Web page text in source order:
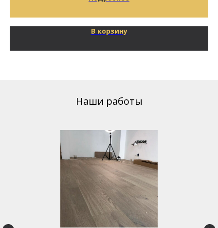
В корзину
Наши работы